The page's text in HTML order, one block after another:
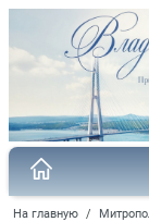
На главную /